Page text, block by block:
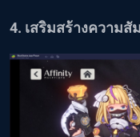
4. เสริมสร้างความสั